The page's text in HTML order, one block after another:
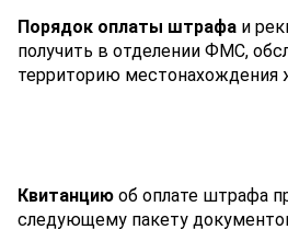
Порядок оплаты штрафа и
получить в отделении ФМС,
территорию местонахождения
Квитанциюоб оплате штрафа
следующему пакету